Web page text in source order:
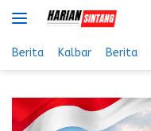
Langsung
ke
konten
Berita Kalbar Berita